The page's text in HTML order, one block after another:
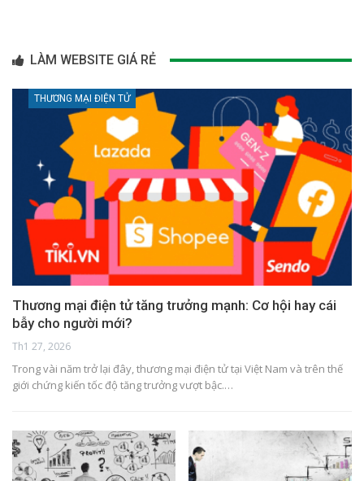
LÀM WEBSITE GIÁ RẺ
THƯƠNG MẠI ĐIỆN TỬ
Thương mại điện tử tăng trưởng mạnh: Cơ hội hay cái
bẫy cho người mới?
Th1 27, 2026
Trong vài năm trở lại đây, thương mại điện tử tại Việt Nam và trên thế
giới chứng kiến tốc độ tăng trưởng vượt bậc.…